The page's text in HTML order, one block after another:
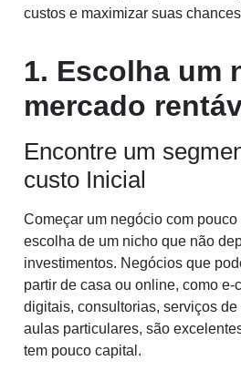
custos e maximizar suas
1. Escolha um
mercado
Encontre um
custo Inicial
Começar um negócio com
escolha de um nicho que não
investimentos. Negócios que
partir de casa ou online, como e-
digitais, consultorias, serviços
aulas particulares, são
tem pouco capital.